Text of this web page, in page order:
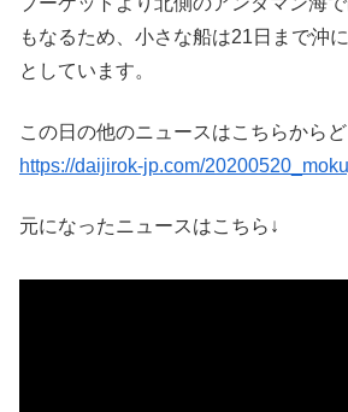
もなるため、小さな船は21日まで沖
としています。
この日の他のニュースはこちらから
https://daijirok-jp.com/
元になったニュースはこちら↓